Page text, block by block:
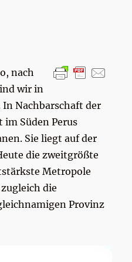
nach
wir in
Nachbarschaft der
Süden Perus
Sie liegt auf der
die zweitgrößte
Metropole
die
Provinz